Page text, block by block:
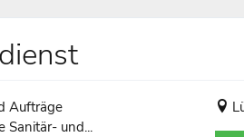
Aufträge
Sanitär- und...